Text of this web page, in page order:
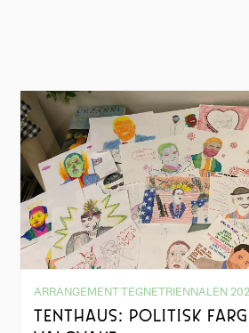
ARRANGEMENT TEGNETRIENNALEN
TENTHAUS: POLITISK